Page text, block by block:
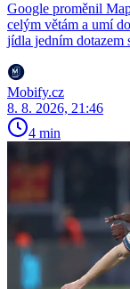
Google proměnil
celým větám a umí
jídla jedním dotazem
Mobify.cz
8. 8. 2026, 21:46
4 min